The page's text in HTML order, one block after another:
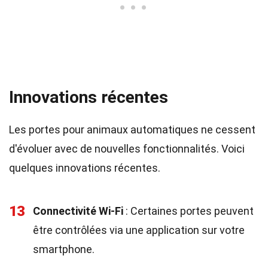
Innovations récentes
Les portes pour animaux automatiques ne cessent
d'évoluer avec de nouvelles fonctionnalités. Voici
quelques innovations récentes.
13 Connectivité Wi-Fi : Certaines portes peuvent
être contrôlées via une application sur votre
smartphone.